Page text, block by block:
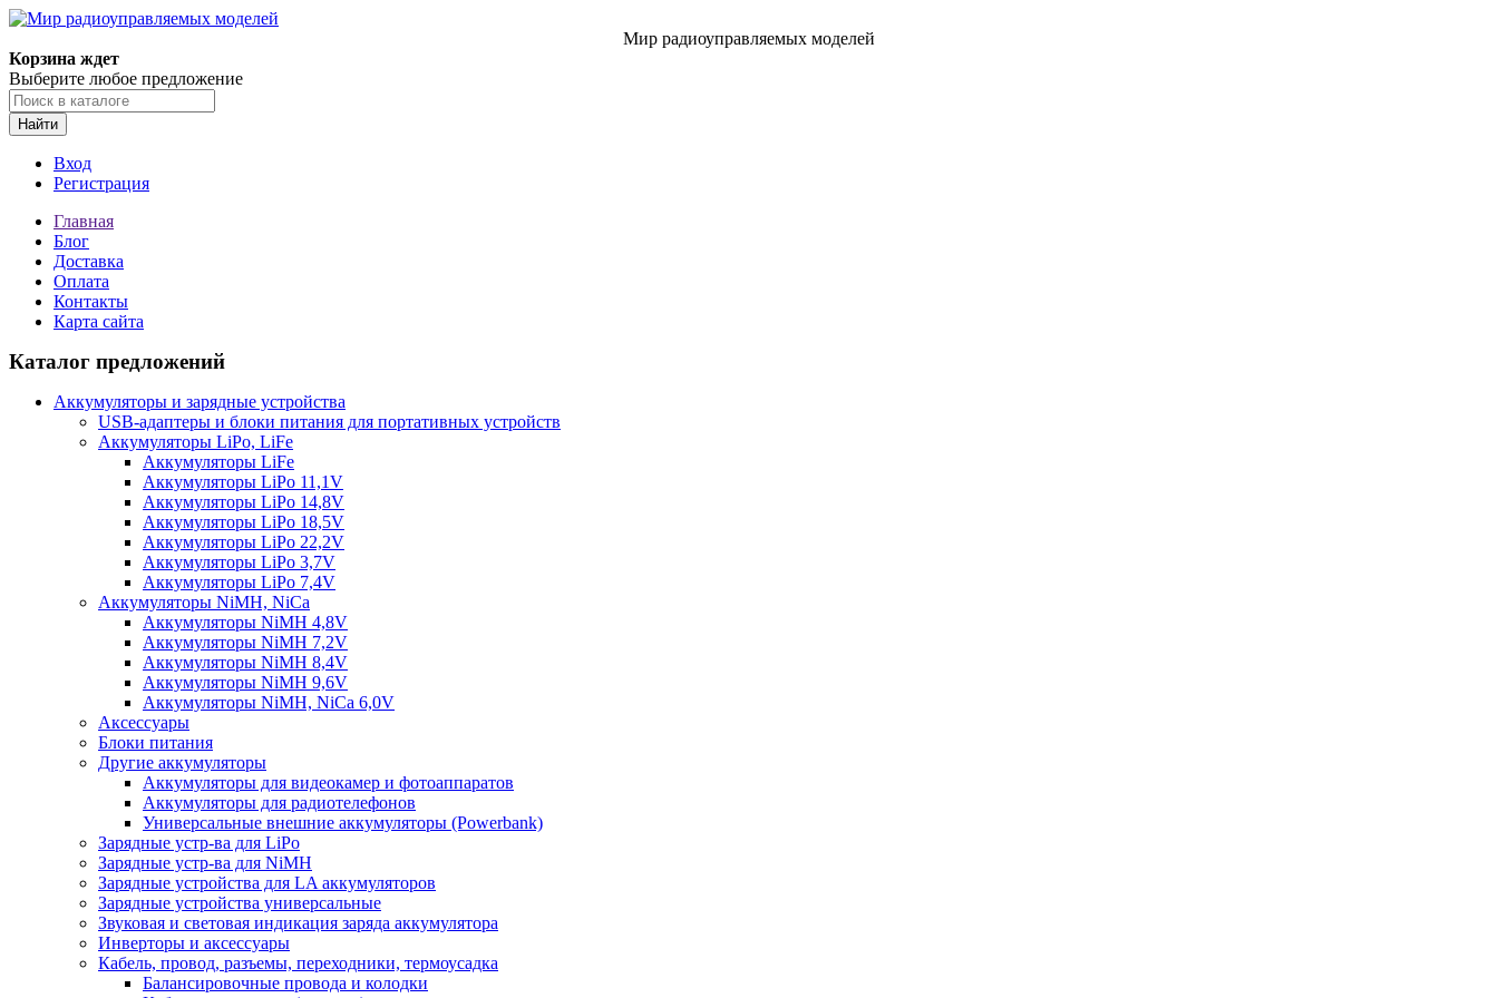
Мир радиоуправляемых моделей
Корзина ждет
Выберите любое предложение
Найти
Вход
Регистрация
Главная
Блог
Доставка
Оплата
Контакты
Карта сайта
Каталог предложений
Аккумуляторы и зарядные устройства
USB-адаптеры и блоки питания для портативных устройств
Аккумуляторы LiPo, LiFe
Аккумуляторы LiFe
Аккумуляторы LiPo 11,1V
Аккумуляторы LiPo 14,8V
Аккумуляторы LiPo 18,5V
Аккумуляторы LiPo 22,2V
Аккумуляторы LiPo 3,7V
Аккумуляторы LiPo 7,4V
Аккумуляторы NiMH, NiCa
Аккумуляторы NiMH 4,8V
Аккумуляторы NiMH 7,2V
Аккумуляторы NiMH 8,4V
Аккумуляторы NiMH 9,6V
Аккумуляторы NiMH, NiCa 6,0V
Аксессуары
Блоки питания
Другие аккумуляторы
Аккумуляторы для видеокамер и фотоаппаратов
Аккумуляторы для радиотелефонов
Универсальные внешние аккумуляторы (Powerbank)
Зарядные устр-ва для LiPo
Зарядные устр-ва для NiMH
Зарядные устройства для LA аккумуляторов
Зарядные устройства универсальные
Звуковая и световая индикация заряда аккумулятора
Инверторы и аксессуары
Кабель, провод, разъемы, переходники, термоусадка
Балансировочные провода и колодки